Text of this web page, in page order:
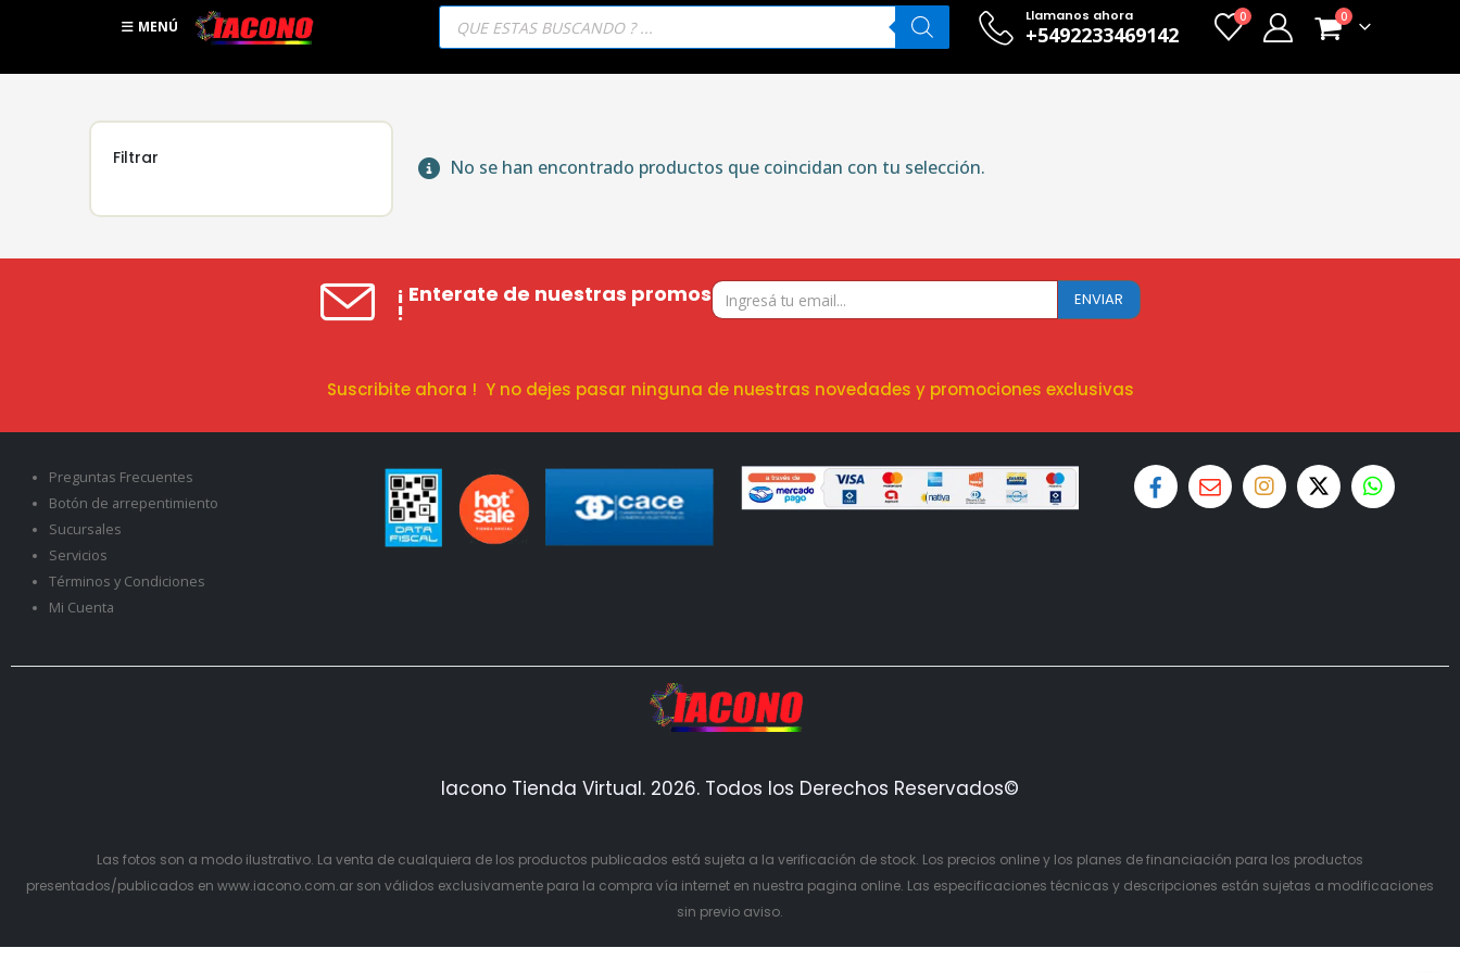
MENÚ
Búsqueda
productos
Llamanos ahora
+5492233469142
0 0
No se han encontrado productos que coincidan con tu selección.
Filtrar
¡ Enterate de nuestras promos
!
Suscribite ahora ! Y no dejes pasar ninguna de nuestras novedades y promociones exclusivas
Preguntas Frecuentes
Botón de arrepentimiento
Sucursales
Servicios
Términos y Condiciones
Mi Cuenta
Iacono Tienda Virtual. 2026. Todos los Derechos Reservados©
Las fotos son a modo ilustrativo. La venta de cualquiera de los productos publicados está sujeta a la verificación de stock. Los precios online y los planes de financiación para los productos
presentados/publicados en www.iacono.com.ar son válidos exclusivamente para la compra vía internet en nuestra pagina online. Las especificaciones técnicas y descripciones están sujetas a modificaciones
sin previo aviso.